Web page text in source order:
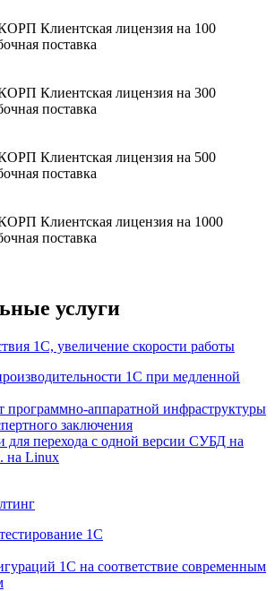
Клиентская лицензия на 100
поставка
Клиентская лицензия на 300
поставка
Клиентская лицензия на 500
поставка
Клиентская лицензия на 1000
поставка
услуги
1С, увеличение скорости работы
1С при медленной
программно-аппаратной инфраструктуры
заключения
для перехода с одной версии СУБД на
на Linux
1С
1С на соответствие современным